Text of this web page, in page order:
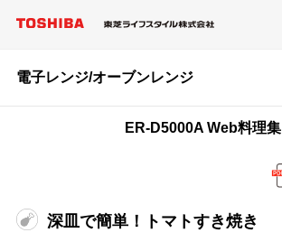
電子レンジ/オーブンレンジ
ER-D5000A Web料理集
深皿で簡単！トマトすき焼き